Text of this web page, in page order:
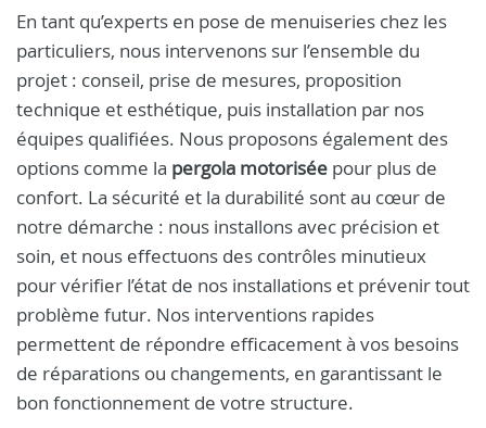
En tant qu’experts en pose de menuiseries chez les
particuliers, nous intervenons sur l’ensemble du
projet : conseil, prise de mesures, proposition
technique et esthétique, puis installation par nos
équipes qualifiées. Nous proposons également des
options comme la pergola motorisée pour plus de
confort. La sécurité et la durabilité sont au cœur de
notre démarche : nous installons avec précision et
soin, et nous effectuons des contrôles minutieux
pour vérifier l’état de nos installations et prévenir tout
problème futur. Nos interventions rapides
permettent de répondre efficacement à vos besoins
de réparations ou changements, en garantissant le
bon fonctionnement de votre structure.